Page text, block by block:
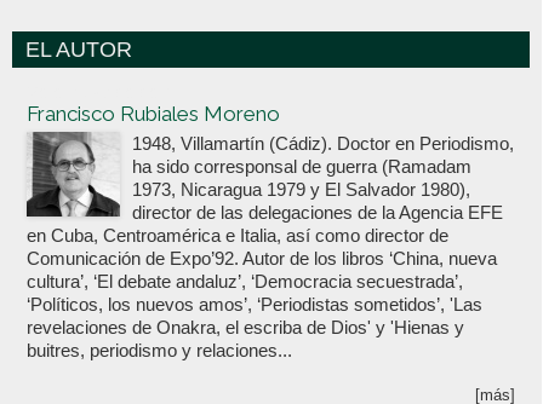
EL AUTOR
Francisco Rubiales Moreno
1948, Villamartín (Cádiz). Doctor en Periodismo,
ha sido corresponsal de guerra (Ramadam
1973, Nicaragua 1979 y El Salvador 1980),
director de las delegaciones de la Agencia EFE
en Cuba, Centroamérica e Italia, así como director de
Comunicación de Expo’92. Autor de los libros ‘China, nueva
cultura’, ‘El debate andaluz’, ‘Democracia secuestrada’,
‘Políticos, los nuevos amos’, ‘Periodistas sometidos’, 'Las
revelaciones de Onakra, el escriba de Dios' y 'Hienas y
buitres, periodismo y relaciones...
[más]